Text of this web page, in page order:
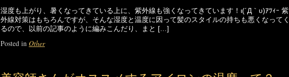
湿度も上がり、暑くなってきている上に、紫外線も強くなってきています！ι(´Д｀υ)ｱﾂｨｰ 紫
外線対策はもちろんですが、そんな湿度と温度に因って髪のスタイルの持ちも悪くなってく
るので、以前の記事のように編みこんだり、まと […]
Posted in Other